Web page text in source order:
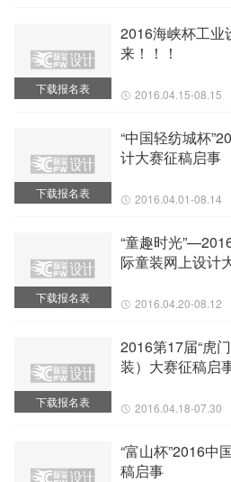
下载报名表
2016海峡杯工业
来！！！
2016.04.15-08.15
下载报名表
“中国轻纺城杯
计大赛征稿启事
2016.04.01-08.14
下载报名表
“童趣时光
际童装网上设计
2016.04.20-08.12
下载报名表
2016第17届“虎
装）大赛征稿启
2016.04.18-07.30
“富山杯”2016中
稿启事